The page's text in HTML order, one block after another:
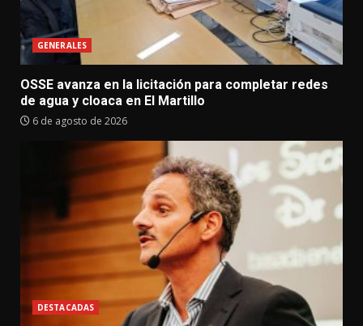
GENERALES
OSSE avanza en la licitación para completar redes
de agua y cloaca en El Martillo
6 de agosto de 2026
DESTACADAS